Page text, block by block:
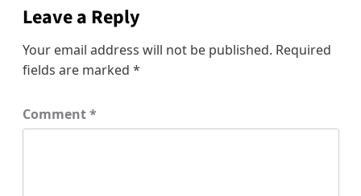
Leave a Reply
Your email address will not be published. Required
fields are marked *
Comment*